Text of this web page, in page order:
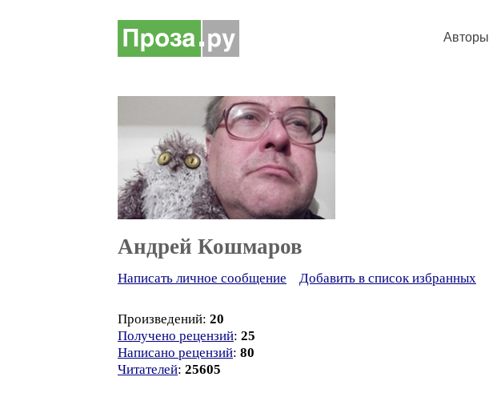
Авторы
Андрей Кошмаров
Написать личное сообщение Добавить в список избранных
Произведений: 20
Получено рецензий: 25
Написано рецензий: 80
Читателей: 25605